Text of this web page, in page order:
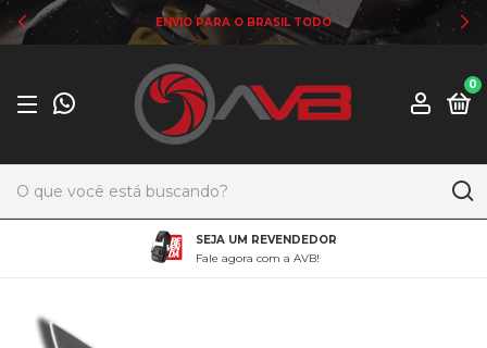
ENVIO PARA O BRASIL TODO
0
SEJA UM REVENDEDOR
Fale agora com a AVB!